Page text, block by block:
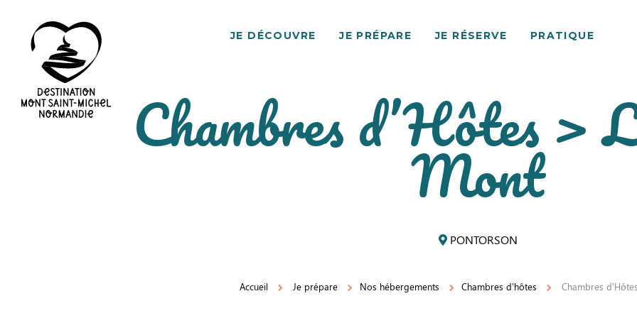
JE DÉCOUVRE JE PRÉPARE JE RÉSERVE PRATIQUE
Chambres d’Hôtes >
Mont
PONTORSON
Accueil Je prépare Nos hébergements Chambres d’hôtes Chambres